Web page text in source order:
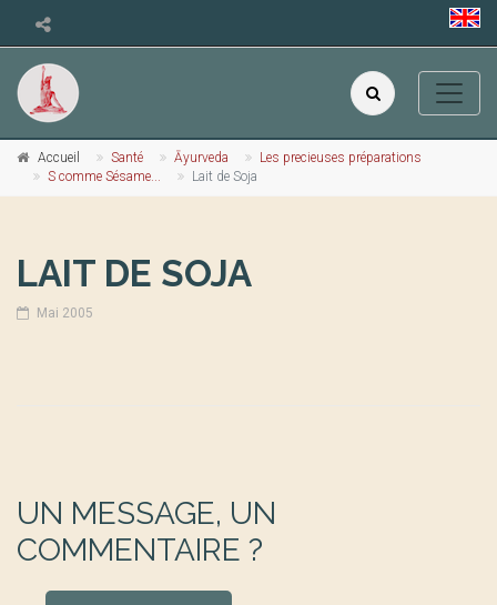
Accueil Santé Āyurveda
Les precieuses préparations
S comme Sésame...
Lait de Soja
LAIT DE SOJA
Mai 2005
UN MESSAGE, UN
COMMENTAIRE ?